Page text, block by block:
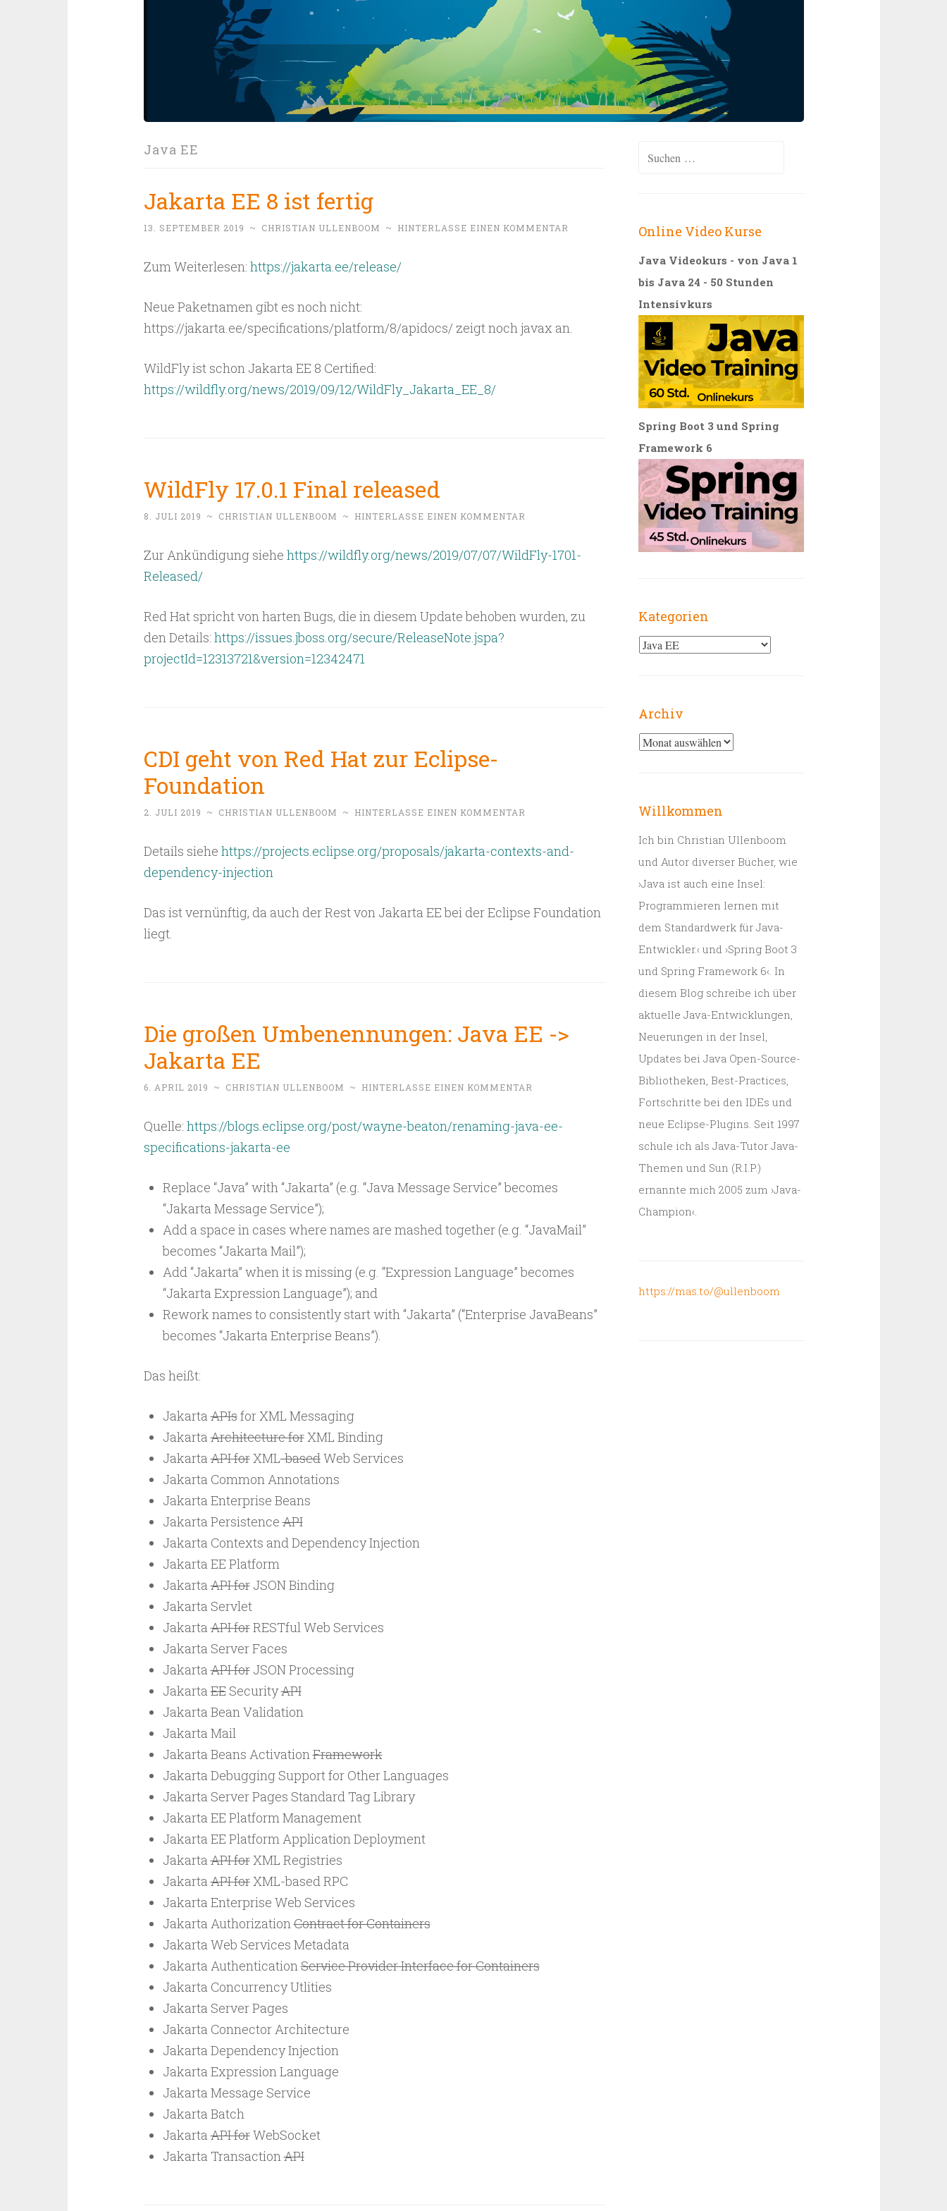
Java EE
Jakarta EE 8 ist fertig
13. SEPTEMBER 2019 ~ CHRISTIAN ULLENBOOM ~ HINTERLASSE EINEN KOMMENTAR
Zum Weiterlesen: https://jakarta.ee/release/
Neue Paketnamen gibt es noch nicht:
https://jakarta.ee/specifications/platform/8/apidocs/ zeigt noch javax an.
WildFly ist schon Jakarta EE 8 Certified:
https://wildfly.org/news/2019/09/12/WildFly_Jakarta_EE_8/
WildFly 17.0.1 Final released
8. JULI 2019 ~ CHRISTIAN ULLENBOOM ~ HINTERLASSE EINEN KOMMENTAR
Zur Ankündigung siehe https://wildfly.org/news/2019/07/07/WildFly-1701-
Released/
Red Hat spricht von harten Bugs, die in diesem Update behoben wurden, zu
den Details: https://issues.jboss.org/secure/ReleaseNote.jspa?
projectId=12313721&version=12342471
CDI geht von Red Hat zur Eclipse-
Foundation
2. JULI 2019 ~ CHRISTIAN ULLENBOOM ~ HINTERLASSE EINEN KOMMENTAR
Details siehe https://projects.eclipse.org/proposals/jakarta-contexts-and-
dependency-injection
Das ist vernünftig, da auch der Rest von Jakarta EE bei der Eclipse Foundation
liegt.
Die großen Umbenennungen: Java EE ->
Jakarta EE
6. APRIL 2019 ~ CHRISTIAN ULLENBOOM ~ HINTERLASSE EINEN KOMMENTAR
Quelle: https://blogs.eclipse.org/post/wayne-beaton/renaming-java-ee-
specifications-jakarta-ee
Replace “Java” with “Jakarta” (e.g. “Java Message Service” becomes
“Jakarta Message Service”);
Add a space in cases where names are mashed together (e.g. “JavaMail”
becomes “Jakarta Mail”);
Add “Jakarta” when it is missing (e.g. “Expression Language” becomes
“Jakarta Expression Language”); and
Rework names to consistently start with “Jakarta” (“Enterprise JavaBeans”
becomes “Jakarta Enterprise Beans”).
Das heißt:
JakartaAPIsfor XML Messaging
JakartaArchitecture forXML Binding
JakartaAPI forXML-basedWeb Services
Jakarta Common Annotations
Jakarta Enterprise Beans
Jakarta PersistenceAPI
Jakarta Contexts and Dependency Injection
Jakarta EE Platform
JakartaAPI forJSON Binding
Jakarta Servlet
JakartaAPI forRESTful Web Services
Jakarta Server Faces
JakartaAPI forJSON Processing
JakartaEESecurityAPI
Jakarta Bean Validation
Jakarta Mail
Jakarta Beans ActivationFramework
Jakarta Debugging Support for Other Languages
Jakarta Server Pages Standard Tag Library
Jakarta EE Platform Management
Jakarta EE Platform Application Deployment
JakartaAPI forXML Registries
JakartaAPI forXML-based RPC
Jakarta Enterprise Web Services
Jakarta AuthorizationContract for Containers
Jakarta Web Services Metadata
Jakarta AuthenticationService Provider Interface for Containers
Jakarta Concurrency Utlities
Jakarta Server Pages
Jakarta Connector Architecture
Jakarta Dependency Injection
Jakarta Expression Language
Jakarta Message Service
Jakarta Batch
JakartaAPI forWebSocket
Jakarta TransactionAPI
Suchen
Online Video Kurse
Java Videokurs - von Java 1
bis Java 24 - 50 Stunden
Intensivkurs
Spring Boot 3 und Spring
Framework 6
Kategorien
Kategorien
Archiv
Archiv
Willkommen
Ich bin Christian Ullenboom
und Autor diverser Bücher, wie
›Java ist auch eine Insel:
Programmieren lernen mit
dem Standardwerk für Java-
Entwickler.‹ und ›Spring Boot 3
und Spring Framework 6‹. In
diesem Blog schreibe ich über
aktuelle Java-Entwicklungen,
Neuerungen in der Insel,
Updates bei Java Open-Source-
Bibliotheken, Best-Practices,
Fortschritte bei den IDEs und
neue Eclipse-Plugins. Seit 1997
schule ich als Java-Tutor Java-
Themen und Sun (R.I.P.)
ernannte mich 2005 zum ›Java-
Champion‹.
https://mas.to/@ullenboom